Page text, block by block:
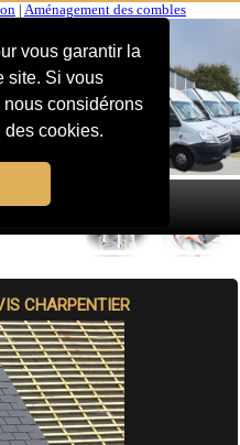
vous garantir la
site. Si vous
considérons
cookies.
Aménagement des combles
CHARPENTIER